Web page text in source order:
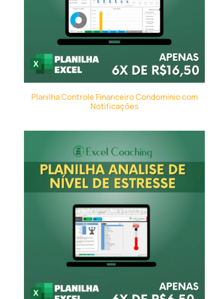
Planilha Controle Financeiro Condominio com
Notificações